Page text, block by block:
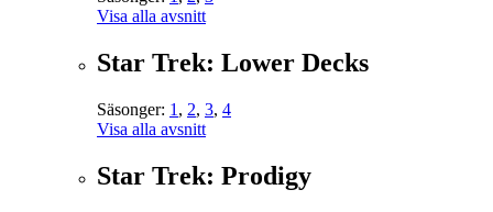
Visa alla avsnitt
Star Trek: Lower Decks
Säsonger: 1 , 2, 3, 4
Visa alla avsnitt
Star Trek: Prodigy